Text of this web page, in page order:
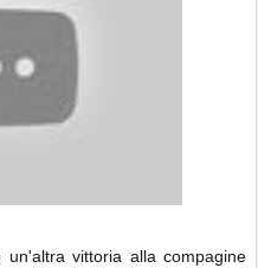
vittoria alla compagine